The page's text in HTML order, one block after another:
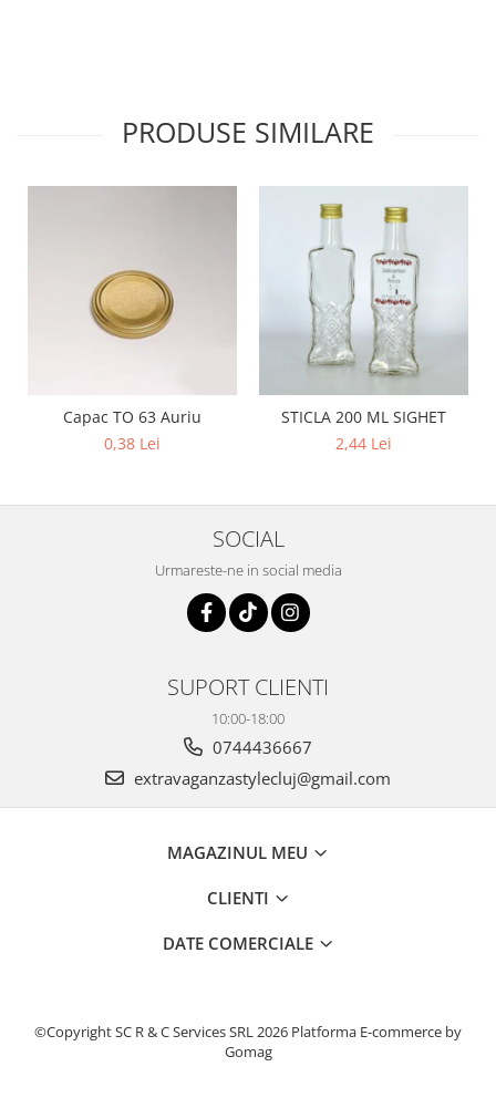
PRODUSE SIMILARE
Capac TO 63 Auriu
0,38 Lei
STICLA 200 ML SIGHET
2,44 Lei
SOCIAL
Urmareste-ne in social media
SUPORT CLIENTI
10:00-18:00
0744436667
extravaganzastylecluj@gmail.com
MAGAZINUL MEU
CLIENTI
DATE COMERCIALE
©Copyright SC R & C Services SRL 2026 Platforma E-commerce by
Gomag